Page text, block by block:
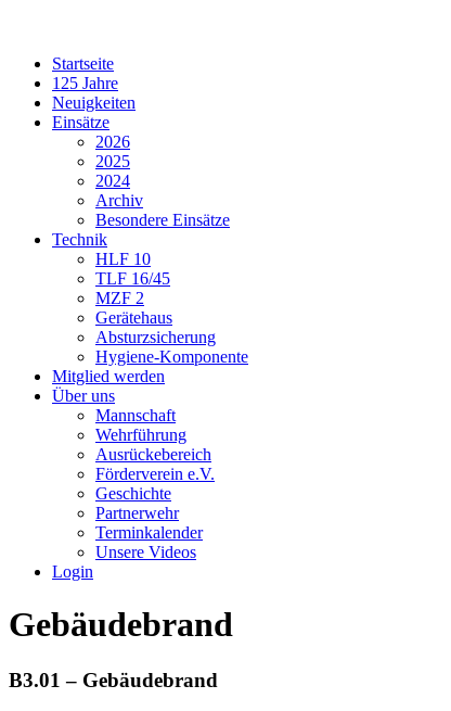
Startseite
125 Jahre
Neuigkeiten
Einsätze
2026
2025
2024
Archiv
Besondere Einsätze
Technik
HLF 10
TLF 16/45
MZF 2
Gerätehaus
Absturzsicherung
Hygiene-Komponente
Mitglied werden
Über uns
Mannschaft
Wehrführung
Ausrückebereich
Förderverein e.V.
Geschichte
Partnerwehr
Terminkalender
Unsere Videos
Login
Gebäudebrand
B3.01 – Gebäudebrand